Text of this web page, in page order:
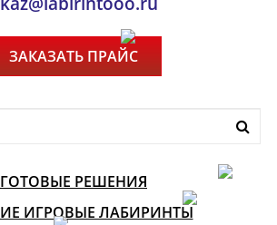
ЗАКАЗАТЬ ПРАЙС
ГОТОВЫЕ РЕШЕНИЯ
ИГРОВЫЕ ЛАБИРИНТЫ